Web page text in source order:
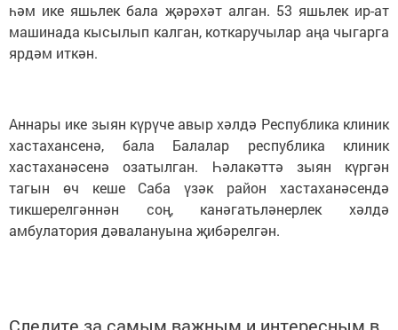
һәм ике яшьлек бала җәрәхәт алган. 53 яшьлек ир-ат
машинада кысылып калган, коткаручылар аңа чыгарга
ярдәм иткән.
Аннары ике зыян күрүче авыр хәлдә Республика клиник
хастахансенә, бала Балалар республика клиник
хастаханәсенә озатылган. Һәлакәттә зыян күргән
тагын өч кеше Саба үзәк район хастаханәсендә
тикшерелгәннән соң, канәгатьләнерлек хәлдә
амбулатория дәвалануына җибәрелгән.